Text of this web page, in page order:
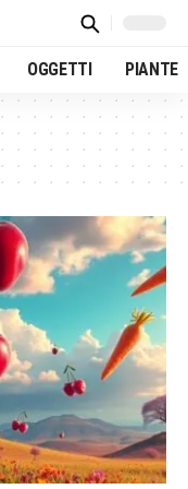
OGGETTI PIANTE